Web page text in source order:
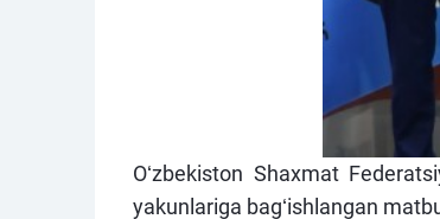
Oʻzbekiston Shaxmat
yakunlariga bagʻishlangan